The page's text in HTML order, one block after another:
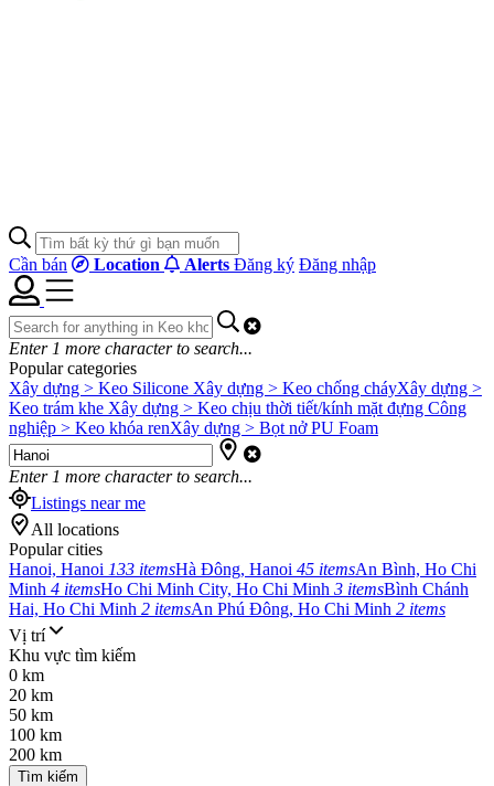
Cần bán Location Alerts Đăng ký Đăng nhập
Enter 1 more character to search...
Popular categories
Xây dựng > Keo Silicone Xây dựng > Keo chống cháyXây dựng >
Keo trám khe Xây dựng > Keo chịu thời tiết/kính mặt đựng Công
nghiệp > Keo khóa renXây dựng > Bọt nở PU Foam
Enter 1 more character to search...
Listings near me
All locations
Popular cities
Hanoi, Hanoi 133 itemsHà Đông, Hanoi 45 itemsAn Bình, Ho Chi
Minh 4 itemsHo Chi Minh City, Ho Chi Minh 3 itemsBình Chánh
Hai, Ho Chi Minh 2 itemsAn Phú Đông, Ho Chi Minh 2 items
Vị trí
Khu vực tìm kiếm
0 km
20 km
50 km
100 km
200 km
Tìm kiếm